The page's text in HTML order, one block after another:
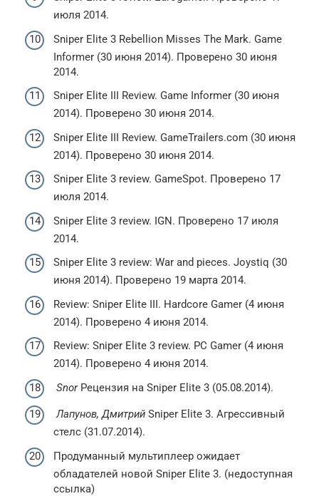
июля 2014.
Sniper Elite 3 Rebellion Misses The Mark. Game
Informer (30 июня 2014). Проверено 30 июня
2014.
Sniper Elite III Review. Game Informer (30 июня
2014). Проверено 30 июня 2014.
Sniper Elite III Review. GameTrailers.com (30 июня
2014). Проверено 30 июня 2014.
Sniper Elite 3 review. GameSpot. Проверено 17
июля 2014.
Sniper Elite 3 review. IGN. Проверено 17 июля
2014.
Sniper Elite 3 review: War and pieces. Joystiq (30
июня 2014). Проверено 19 марта 2014.
Review: Sniper Elite III. Hardcore Gamer (4 июня
2014). Проверено 4 июня 2014.
Review: Sniper Elite 3 review. PC Gamer (4 июня
2014). Проверено 4 июня 2014.
SnorРецензия на Sniper Elite 3 (05.08.2014).
Лапунов, Дмитрий Sniper Elite 3. Агрессивный
стелс (31.07.2014).
Продуманный мультиплеер ожидает
обладателей новой Sniper Elite 3. (недоступная
ссылка)